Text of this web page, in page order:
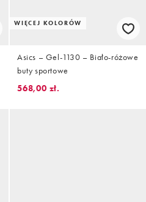
WIĘCEJ KOLORÓW
Asics – Gel-1130 – Biało-różowe
buty sportowe
568,00 zł.